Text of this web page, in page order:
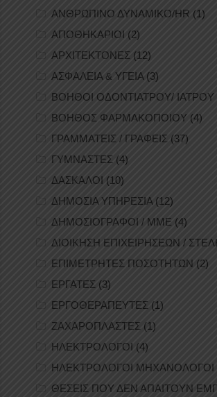
ΑΝΘΡΩΠΙΝΟ ΔΥΝΑΜΙΚΟ/HR (1)
ΑΠΟΘΗΚΑΡΙΟΙ (2)
ΑΡΧΙΤΕΚΤΟΝΕΣ (12)
ΑΣΦΑΛΕΙΑ & ΥΓΕΙΑ(3)
ΒΟΗΘΟΙ ΟΔΟΝΤΙΑΤΡΟΥ/ ΙΑΤΡΟΥ
ΒΟΗΘΟΣ ΦΑΡΜΑΚΟΠΟΙΟΥ (4)
ΓΡΑΜΜΑΤΕΙΣ / ΓΡΑΦΕΙΣ (37)
ΓΥΜΝΑΣΤΕΣ (4)
ΔΑΣΚΑΛΟΙ (10)
ΔΗΜΟΣΙΑ ΥΠΗΡΕΣΙΑ(12)
ΔΗΜΟΣΙΟΓΡΑΦΟΙ / ΜΜΕ (4)
ΔΙΟΙΚΗΣΗ ΕΠΙΧΕΙΡΗΣΕΩΝ /
ΕΠΙΜΕΤΡΗΤΕΣ ΠΟΣΟΤΗΤΩΝ (2)
ΕΡΓΑΤΕΣ (3)
ΕΡΓΟΘΕΡΑΠΕΥΤΕΣ (1)
ΖΑΧΑΡΟΠΛΑΣΤΕΣ (1)
ΗΛΕΚΤΡΟΛΟΓΟΙ (4)
ΗΛΕΚΤΡΟΛΟΓΟΙ ΜΗΧΑΝΟΛΟΓΟΙ
ΘΕΣΕΙΣ ΠΟΥ ΔΕΝ ΑΠΑΙΤΟΥΝ